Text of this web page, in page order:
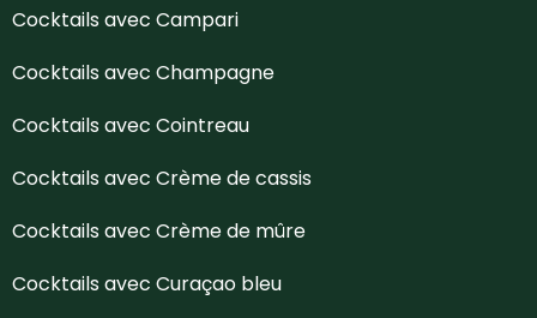
Cocktails avec Campari
Cocktails avec Champagne
Cocktails avec Cointreau
Cocktails avec Crème de cassis
Cocktails avec Crème de mûre
Cocktails avec Curaçao bleu